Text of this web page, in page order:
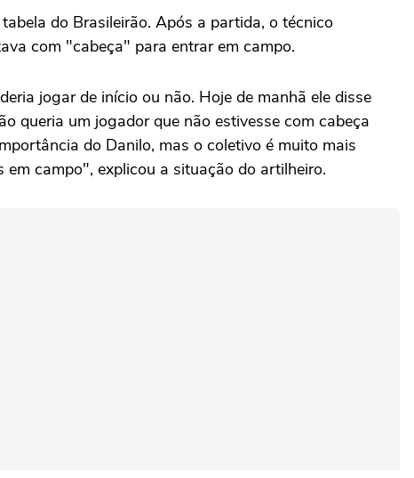
do Brasileirão. Após a partida, o técnico
com "cabeça" para entrar em campo.
jogar de início ou não. Hoje de manhã ele disse
queria um jogador que não estivesse com cabeça
do Danilo, mas o coletivo é muito mais
campo", explicou a situação do artilheiro.